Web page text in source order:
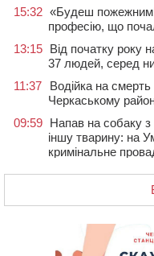
15:32 «Будеш
професію, що
13:15 Від початку року
37 людей, серед
11:37
Водійка на
Черкаському
09:59 Напав на собаку
іншу тварину: на
кримінальне
08:44 Безкоштовне
готують освітню
Черкаські
першості